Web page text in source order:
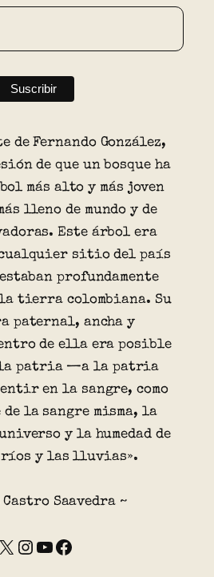
de Fernando González,
de que un bosque ha
más alto y más joven
lleno de mundo y de
Este árbol era
sitio del país
profundamente
tierra colombiana. Su
paternal, ancha y
de ella era posible
la patria —a la patria
en la sangre, como
la sangre misma, la
y la humedad de
ríos y las lluvias».
Saavedra ~
X Instagram YouTube Facebook